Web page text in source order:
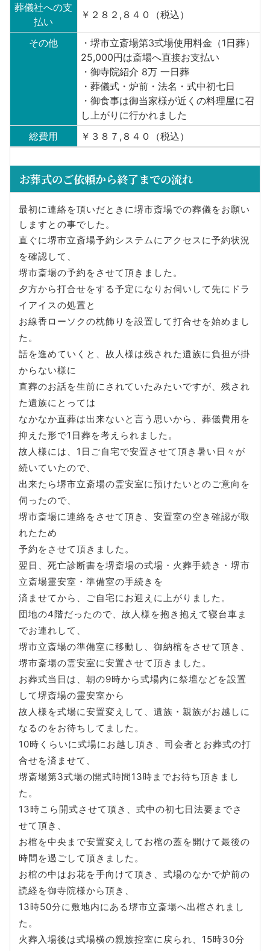
葬儀社への支
払い
￥２８２,８４０（税込）
その他
・堺市立斎場第3式場使用料金（1日葬）
25,000円は斎場へ直接お支払い
・御寺院紹介 8万 一日葬
・葬儀式・炉前・法名・式中初七日
・御食事は御当家様が近くの料理屋に召
し上がりに行かれました
総費用
￥３８７,８４０（税込）
お葬式のご依頼から終了までの流れ
最初に連絡を頂いだときに堺市斎場での葬儀をお願い
しますとの事でした。
直ぐに堺市立斎場予約システムにアクセスに予約状況
を確認して、
堺市斎場の予約をさせて頂きました。
夕方から打合せをする予定になりお伺いして先にドラ
イアイスの処置と
お線香ローソクの枕飾りを設置して打合せを始めまし
た。
話を進めていくと、故人様は残された遺族に負担が掛
からない様に
直葬のお話を生前にされていたみたいですが、残され
た遺族にとっては
なかなか直葬は出来ないと言う思いから、葬儀費用を
抑えた形で1日葬を考えられました。
故人様には、1日ご自宅で安置させて頂き暑い日々が
続いていたので、
出来たら堺市立斎場の霊安室に預けたいとのご意向を
伺ったので、
堺市斎場に連絡をさせて頂き、安置室の空き確認が取
れたため
予約をさせて頂きました。
翌日、死亡診断書を堺斎場の式場・火葬手続き・堺市
立斎場霊安室・準備室の手続きを
済ませてから、ご自宅にお迎えに上がりました。
団地の4階だったので、故人様を抱き抱えて寝台車ま
でお連れして、
堺市立斎場の準備室に移動し、御納棺をさせて頂き、
堺市斎場の霊安室に安置させて頂きました。
お葬式当日は、朝の9時から式場内に祭壇などを設置
して堺斎場の霊安室から
故人様を式場に安置変えして、遺族・親族がお越しに
なるのをお待ちしてました。
10時くらいに式場にお越し頂き、司会者とお葬式の打
合せを済ませて、
堺斎場第3式場の開式時間13時までお待ち頂きまし
た。
13時こら開式させて頂き、式中の初七日法要までさ
せて頂き、
お棺を中央まで安置変えしてお棺の蓋を開けて最後の
時間を過ごして頂きました。
お棺の中はお花を手向けて頂き、式場のなかで炉前の
読経を御寺院様から頂き、
13時50分に敷地内にある堺市立斎場へ出棺されまし
た。
火葬入場後は式場横の親族控室に戻られ、15時30分